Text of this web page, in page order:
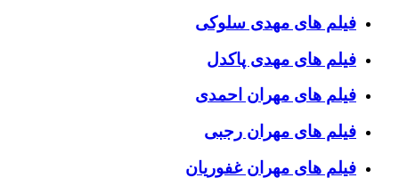
فیلم های مهدی سلوکی
فیلم های مهدی پاکدل
فیلم های مهران احمدی
فیلم های مهران رجبی
فیلم های مهران غفوریان